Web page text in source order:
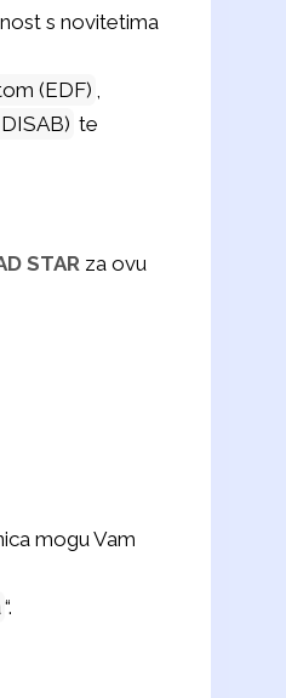
s novitetima
(EDF)
te
STAR za ovu
mogu Vam
“.